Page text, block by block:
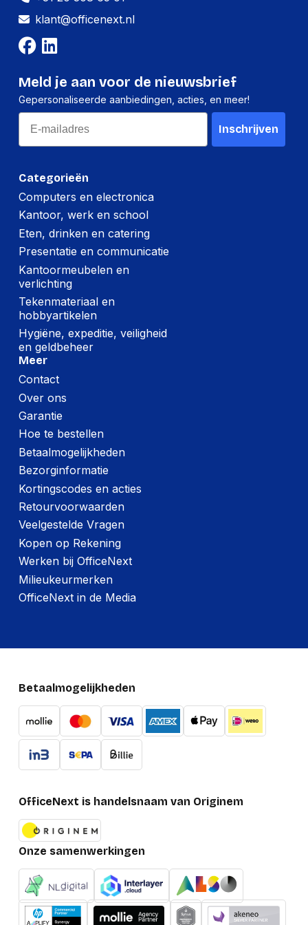
Bluetoothspeakers van OfficeNext geniet je
altijd van helder, krachtig en draadloos
geluid.
Categorieën
Computers en electronica
Kantoor, werk en school
Eten, drinken en catering
Presentatie en communicatie
Kantoormeubelen en
verlichting
Tekenmateriaal en
hobbyartikelen
Hygiëne, expeditie, veiligheid
en geldbeheer
Meer
Contact
Over ons
Garantie
Hoe te bestellen
Betaalmogelijkheden
Bezorginformatie
Kortingscodes en acties
Retourvoorwaarden
Veelgestelde Vragen
Kopen op Rekening
Werken bij OfficeNext
Milieukeurmerken
OfficeNext in de Media
klant@officenext.nl
Meld je aan voor de nieuwsbrief
Gepersonaliseerde aanbiedingen, acties, en meer!
Email
Inschrijven
Betaalmogelijkheden
OfficeNext is handelsnaam van Originem
Onze samenwerkingen